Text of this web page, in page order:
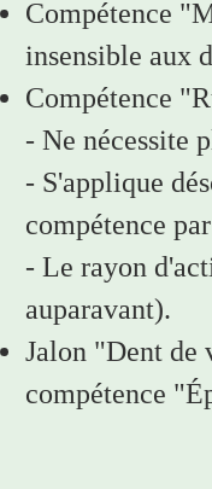
Compétence
insensible aux
Compétence
- Ne nécessite
- S'applique
compétence
- Le rayon
auparavant).
Jalon "Dent de
compétence